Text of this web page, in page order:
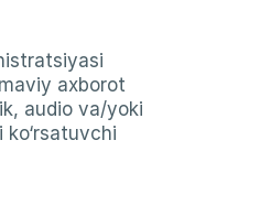
axborot
audio va/yoki